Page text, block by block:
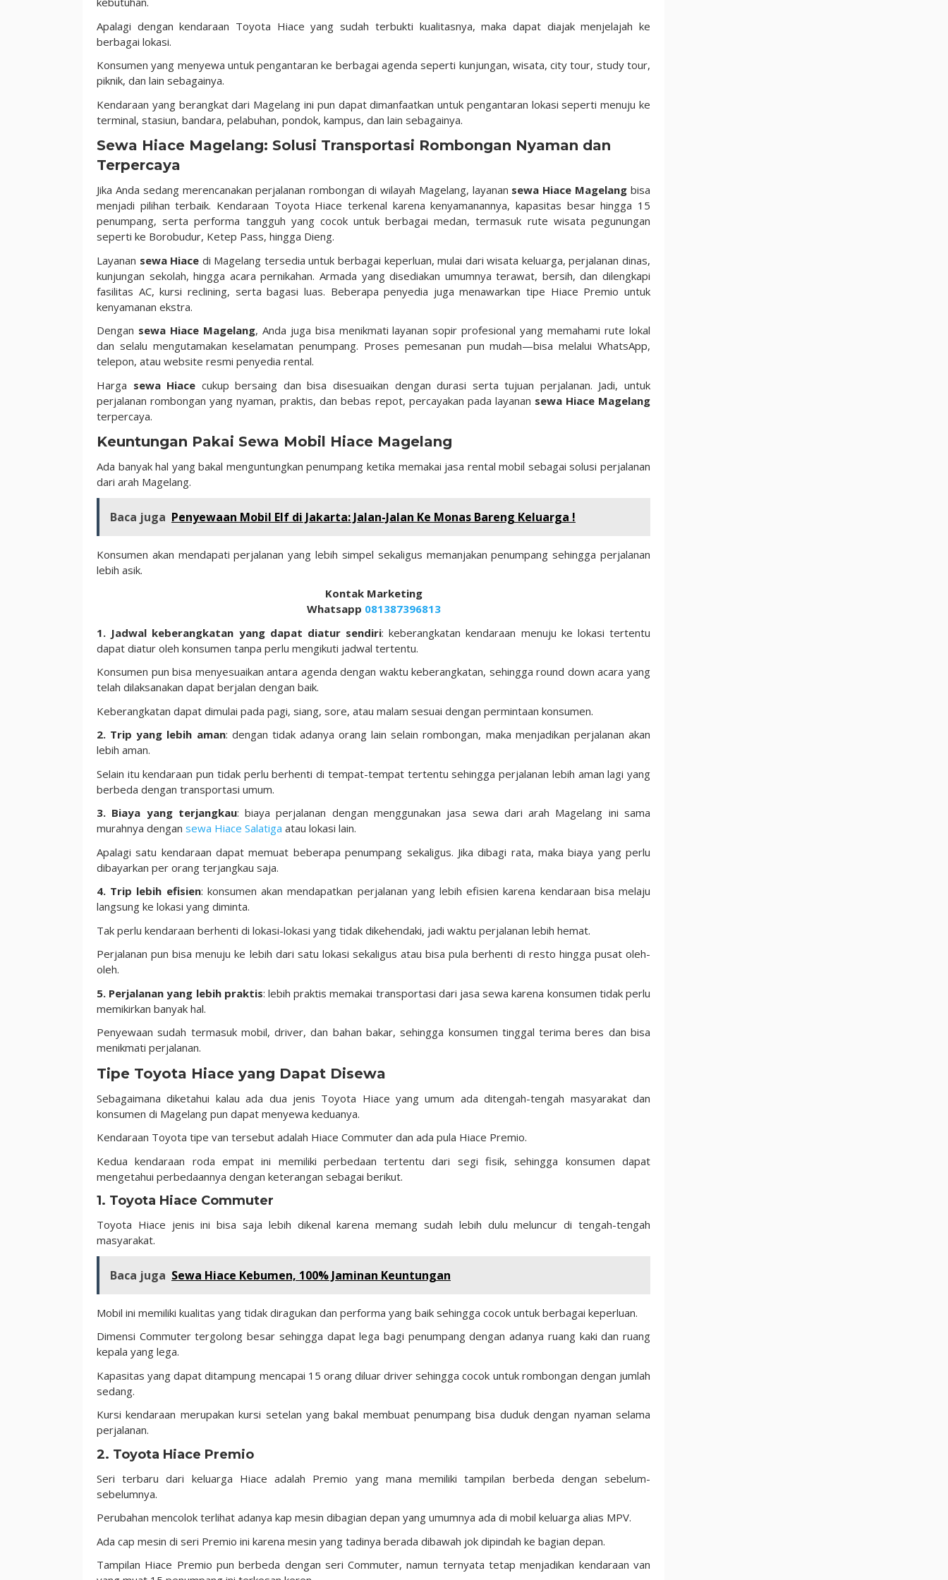
Apalagi dengan kendaraan Toyota Hiace yang sudah terbukti kualitasnya, maka dapat diajak menjelajah ke
berbagai lokasi.
Konsumen yang menyewa untuk pengantaran ke berbagai agenda seperti kunjungan, wisata, city tour, study tour,
piknik, dan lain sebagainya.
Kendaraan yang berangkat dari Magelang ini pun dapat dimanfaatkan untuk pengantaran lokasi seperti menuju ke
terminal, stasiun, bandara, pelabuhan, pondok, kampus, dan lain sebagainya.
Sewa Hiace Magelang: Solusi Transportasi Rombongan Nyaman dan
Terpercaya
Jika Anda sedang merencanakan perjalanan rombongan di wilayah Magelang, layanan sewa Hiace Magelang bisa
menjadi pilihan terbaik. Kendaraan Toyota Hiace terkenal karena kenyamanannya, kapasitas besar hingga 15
penumpang, serta performa tangguh yang cocok untuk berbagai medan, termasuk rute wisata pegunungan
seperti ke Borobudur, Ketep Pass, hingga Dieng.
Layanan sewa Hiace di Magelang tersedia untuk berbagai keperluan, mulai dari wisata keluarga, perjalanan dinas,
kunjungan sekolah, hingga acara pernikahan. Armada yang disediakan umumnya terawat, bersih, dan dilengkapi
fasilitas AC, kursi reclining, serta bagasi luas. Beberapa penyedia juga menawarkan tipe Hiace Premio untuk
kenyamanan ekstra.
Dengan sewa Hiace Magelang, Anda juga bisa menikmati layanan sopir profesional yang memahami rute lokal
dan selalu mengutamakan keselamatan penumpang. Proses pemesanan pun mudah—bisa melalui WhatsApp,
telepon, atau website resmi penyedia rental.
Harga sewa Hiace cukup bersaing dan bisa disesuaikan dengan durasi serta tujuan perjalanan. Jadi, untuk
perjalanan rombongan yang nyaman, praktis, dan bebas repot, percayakan pada layanan sewa Hiace Magelang
terpercaya.
Keuntungan Pakai Sewa Mobil Hiace Magelang
Ada banyak hal yang bakal menguntungkan penumpang ketika memakai jasa rental mobil sebagai solusi perjalanan
dari arah Magelang.
Baca juga Penyewaan Mobil Elf di Jakarta: Jalan-Jalan Ke Monas Bareng Keluarga !
Konsumen akan mendapati perjalanan yang lebih simpel sekaligus memanjakan penumpang sehingga perjalanan
lebih asik.
Kontak Marketing
Whatsapp 081387396813
1. Jadwal keberangkatan yang dapat diatur sendiri: keberangkatan kendaraan menuju ke lokasi tertentu
dapat diatur oleh konsumen tanpa perlu mengikuti jadwal tertentu.
Konsumen pun bisa menyesuaikan antara agenda dengan waktu keberangkatan, sehingga round down acara yang
telah dilaksanakan dapat berjalan dengan baik.
Keberangkatan dapat dimulai pada pagi, siang, sore, atau malam sesuai dengan permintaan konsumen.
2. Trip yang lebih aman: dengan tidak adanya orang lain selain rombongan, maka menjadikan perjalanan akan
lebih aman.
Selain itu kendaraan pun tidak perlu berhenti di tempat-tempat tertentu sehingga perjalanan lebih aman lagi yang
berbeda dengan transportasi umum.
3. Biaya yang terjangkau: biaya perjalanan dengan menggunakan jasa sewa dari arah Magelang ini sama
murahnya dengan sewa Hiace Salatiga atau lokasi lain.
Apalagi satu kendaraan dapat memuat beberapa penumpang sekaligus. Jika dibagi rata, maka biaya yang perlu
dibayarkan per orang terjangkau saja.
4. Trip lebih efisien: konsumen akan mendapatkan perjalanan yang lebih efisien karena kendaraan bisa melaju
langsung ke lokasi yang diminta.
Tak perlu kendaraan berhenti di lokasi-lokasi yang tidak dikehendaki, jadi waktu perjalanan lebih hemat.
Perjalanan pun bisa menuju ke lebih dari satu lokasi sekaligus atau bisa pula berhenti di resto hingga pusat oleh-
oleh.
5. Perjalanan yang lebih praktis: lebih praktis memakai transportasi dari jasa sewa karena konsumen tidak perlu
memikirkan banyak hal.
Penyewaan sudah termasuk mobil, driver, dan bahan bakar, sehingga konsumen tinggal terima beres dan bisa
menikmati perjalanan.
Tipe Toyota Hiace yang Dapat Disewa
Sebagaimana diketahui kalau ada dua jenis Toyota Hiace yang umum ada ditengah-tengah masyarakat dan
konsumen di Magelang pun dapat menyewa keduanya.
Kendaraan Toyota tipe van tersebut adalah Hiace Commuter dan ada pula Hiace Premio.
Kedua kendaraan roda empat ini memiliki perbedaan tertentu dari segi fisik, sehingga konsumen dapat
mengetahui perbedaannya dengan keterangan sebagai berikut.
1. Toyota Hiace Commuter
Toyota Hiace jenis ini bisa saja lebih dikenal karena memang sudah lebih dulu meluncur di tengah-tengah
masyarakat.
Baca juga Sewa Hiace Kebumen, 100% Jaminan Keuntungan
Mobil ini memiliki kualitas yang tidak diragukan dan performa yang baik sehingga cocok untuk berbagai keperluan.
Dimensi Commuter tergolong besar sehingga dapat lega bagi penumpang dengan adanya ruang kaki dan ruang
kepala yang lega.
Kapasitas yang dapat ditampung mencapai 15 orang diluar driver sehingga cocok untuk rombongan dengan jumlah
sedang.
Kursi kendaraan merupakan kursi setelan yang bakal membuat penumpang bisa duduk dengan nyaman selama
perjalanan.
2. Toyota Hiace Premio
Seri terbaru dari keluarga Hiace adalah Premio yang mana memiliki tampilan berbeda dengan sebelum-
sebelumnya.
Perubahan mencolok terlihat adanya kap mesin dibagian depan yang umumnya ada di mobil keluarga alias MPV.
Ada cap mesin di seri Premio ini karena mesin yang tadinya berada dibawah jok dipindah ke bagian depan.
Tampilan Hiace Premio pun berbeda dengan seri Commuter, namun ternyata tetap menjadikan kendaraan van